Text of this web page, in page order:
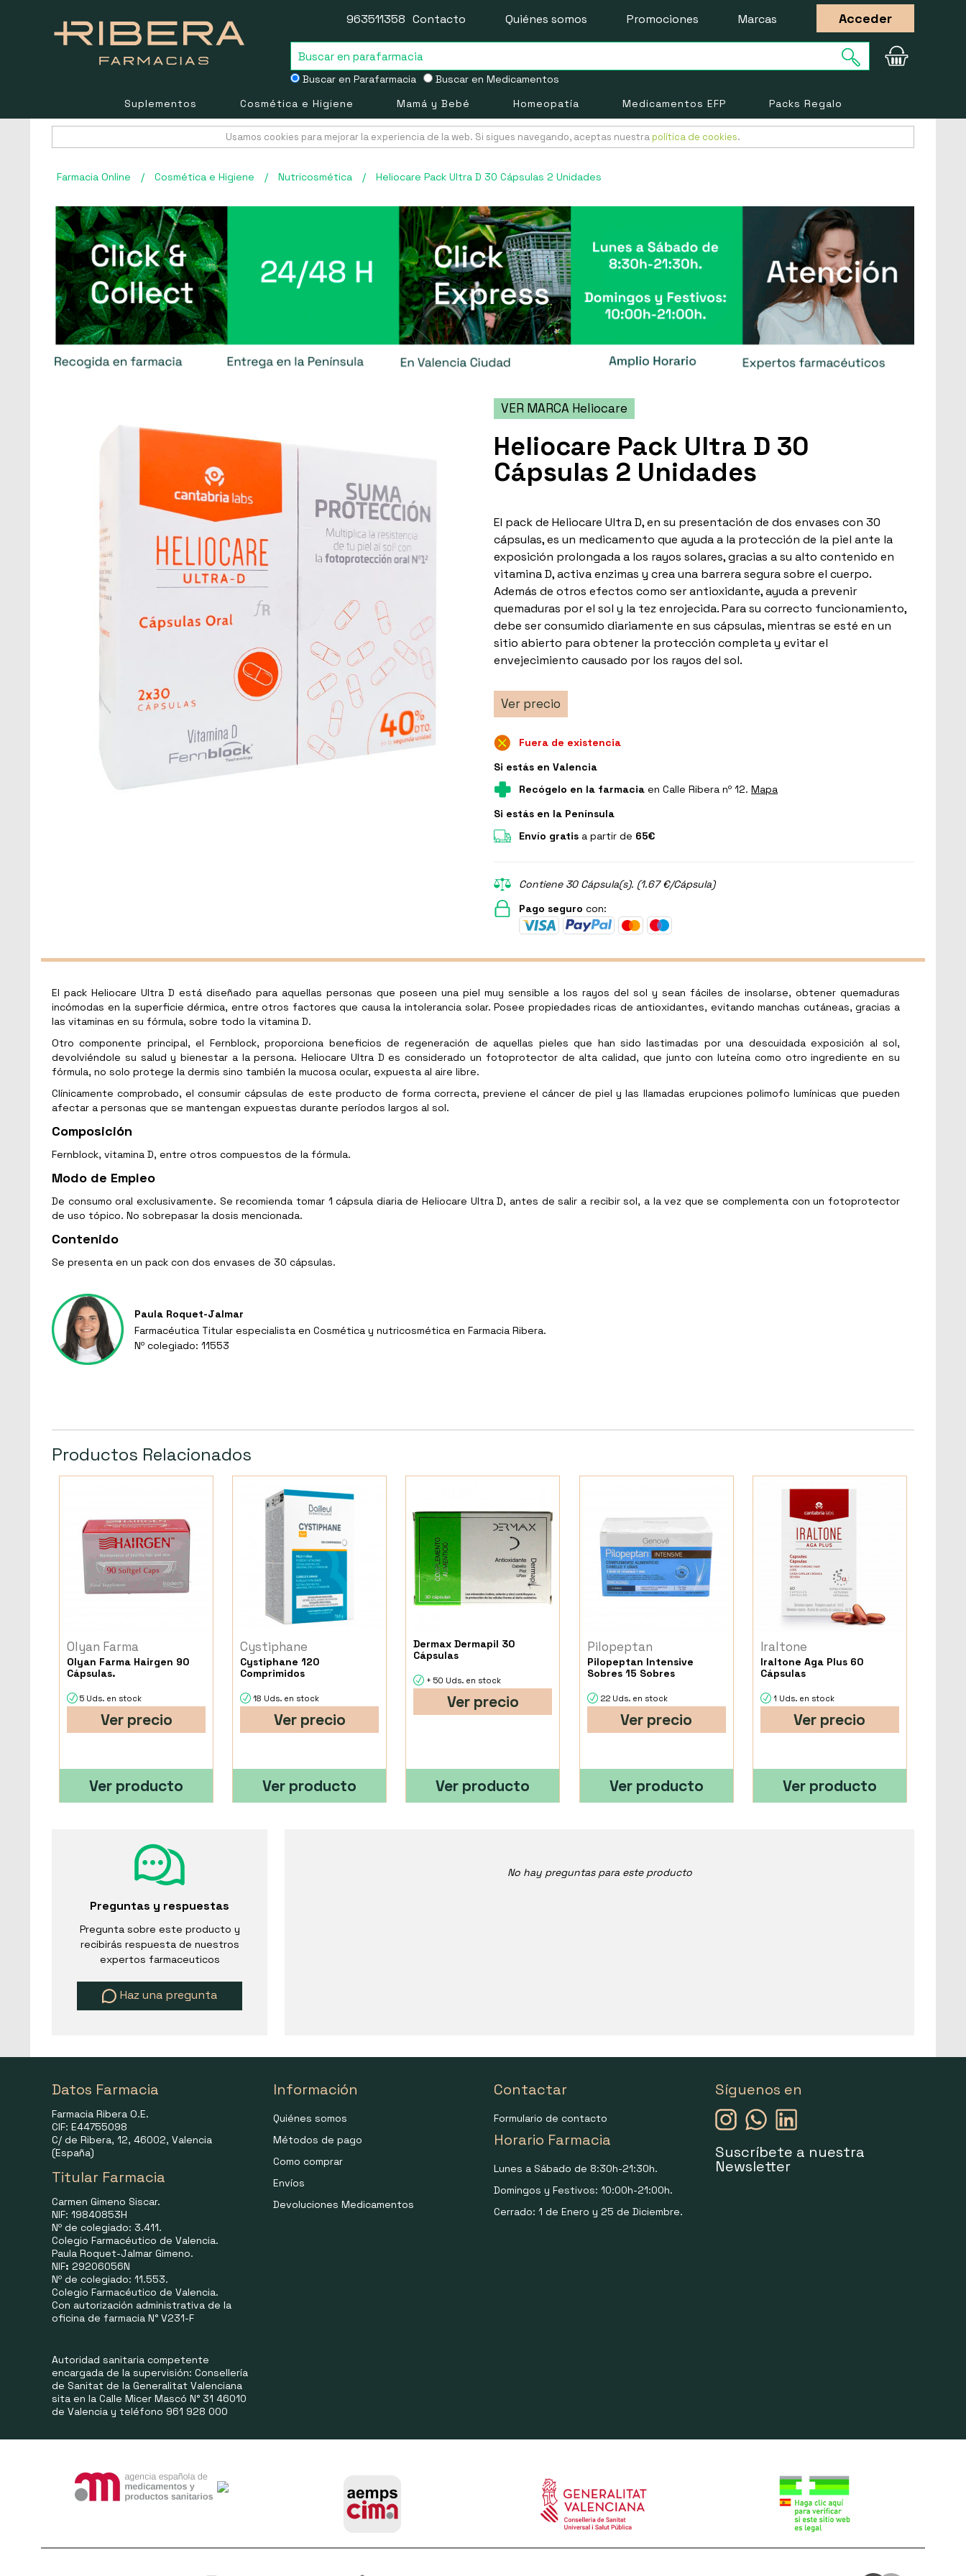
Buscar en Parafarmacia Buscar en Medicamentos
963511358 Contacto Quiénes somos Promociones Marcas Acceder
Suplementos Cosmética e Higiene Mamá y Bebé Homeopatía Medicamentos EFP Packs Regalo
Usamos cookies para mejorar la experiencia de la web. Si sigues navegando, aceptas nuestra política de cookies.
Farmacia Online / Cosmética e Higiene / Nutricosmética / Heliocare Pack Ultra D 30 Cápsulas 2 Unidades
VER MARCA Heliocare
Heliocare Pack Ultra D 30
Cápsulas 2 Unidades
El pack de Heliocare Ultra D, en su presentación de dos envases con 30
cápsulas, es un medicamento que ayuda a la protección de la piel ante la
exposición prolongada a los rayos solares, gracias a su alto contenido en
vitamina D, activa enzimas y crea una barrera segura sobre el cuerpo.
Además de otros efectos como ser antioxidante, ayuda a prevenir
quemaduras por el sol y la tez enrojecida. Para su correcto funcionamiento,
debe ser consumido diariamente en sus cápsulas, mientras se esté en un
sitio abierto para obtener la protección completa y evitar el
envejecimiento causado por los rayos del sol.
Ver precio
Fuera de existencia
Si estás en Valencia
Recógelo en la farmacia en Calle Ribera nº 12. Mapa
Si estás en la Península
Envío gratis a partir de 65€
Contiene 30 Cápsula(s). (1.67 €/Cápsula)
Pago seguro con:
El pack Heliocare Ultra D está diseñado para aquellas personas que poseen una piel muy sensible a los rayos del sol y sean fáciles de insolarse, obtener quemaduras
incómodas en la superficie dérmica, entre otros factores que causa la intolerancia solar. Posee propiedades ricas de antioxidantes, evitando manchas cutáneas, gracias a
las vitaminas en su fórmula, sobre todo la vitamina D.
Otro componente principal, el Fernblock, proporciona beneficios de regeneración de aquellas pieles que han sido lastimadas por una descuidada exposición al sol,
devolviéndole su salud y bienestar a la persona. Heliocare Ultra D es considerado un fotoprotector de alta calidad, que junto con luteína como otro ingrediente en su
fórmula, no solo protege la dermis sino también la mucosa ocular, expuesta al aire libre.
Clínicamente comprobado, el consumir cápsulas de este producto de forma correcta, previene el cáncer de piel y las llamadas erupciones polimofo lumínicas que pueden
afectar a personas que se mantengan expuestas durante períodos largos al sol.
Composición
Fernblock, vitamina D, entre otros compuestos de la fórmula.
Modo de Empleo
De consumo oral exclusivamente. Se recomienda tomar 1 cápsula diaria de Heliocare Ultra D, antes de salir a recibir sol, a la vez que se complementa con un fotoprotector
de uso tópico. No sobrepasar la dosis mencionada.
Contenido
Se presenta en un pack con dos envases de 30 cápsulas.
Paula Roquet-Jalmar
Farmacéutica Titular especialista en Cosmética y nutricosmética en Farmacia Ribera.
Nº colegiado: 11553
Productos Relacionados
Olyan Farma
Olyan Farma Hairgen 90
Cápsulas.
5 Uds. en stock
Ver precio
Ver producto
Cystiphane
Cystiphane 120
Comprimidos
18 Uds. en stock
Ver precio
Ver producto
Dermax Dermapil 30
Cápsulas
+ 50 Uds. en stock
Ver precio
Ver producto
Pilopeptan
Pilopeptan Intensive
Sobres 15 Sobres
22 Uds. en stock
Ver precio
Ver producto
Iraltone
Iraltone Aga Plus 60
Cápsulas
1 Uds. en stock
Ver precio
Ver producto
Preguntas y respuestas
Pregunta sobre este producto y
recibirás respuesta de nuestros
expertos farmaceuticos
Haz una pregunta
No hay preguntas para este producto
Datos Farmacia
Farmacia Ribera O.E.
CIF: E44755098
C/ de Ribera, 12, 46002, Valencia
(España)
Titular Farmacia
Carmen Gimeno Siscar.
NIF: 19840853H
Nº de colegiado: 3.411.
Colegio Farmacéutico de Valencia.
Paula Roquet-Jalmar Gimeno.
NIF: 29206056N
Nº de colegiado: 11.553.
Colegio Farmacéutico de Valencia.
Con autorización administrativa de la
oficina de farmacia N° V231-F
Autoridad sanitaria competente
encargada de la supervisión: Consellería
de Sanitat de la Generalitat Valenciana
sita en la Calle Micer Mascó N° 31 46010
de Valencia y teléfono 961 928 000
Información
Quiénes somos
Métodos de pago
Como comprar
Envíos
Devoluciones Medicamentos
Contactar
Formulario de contacto
Horario Farmacia
Lunes a Sábado de 8:30h-21:30h.
Domingos y Festivos: 10:00h-21:00h.
Cerrado: 1 de Enero y 25 de Diciembre.
Síguenos en
Suscríbete a nuestra
Newsletter